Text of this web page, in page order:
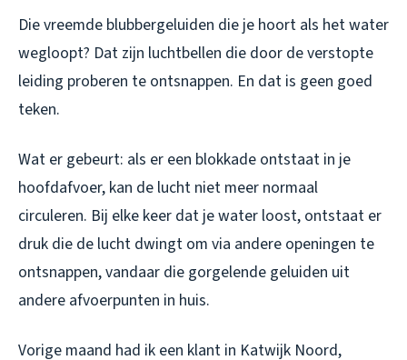
Die vreemde blubbergeluiden die je hoort als het water
wegloopt? Dat zijn luchtbellen die door de verstopte
leiding proberen te ontsnappen. En dat is geen goed
teken.
Wat er gebeurt: als er een blokkade ontstaat in je
hoofdafvoer, kan de lucht niet meer normaal
circuleren. Bij elke keer dat je water loost, ontstaat er
druk die de lucht dwingt om via andere openingen te
ontsnappen, vandaar die gorgelende geluiden uit
andere afvoerpunten in huis.
Vorige maand had ik een klant in Katwijk Noord,